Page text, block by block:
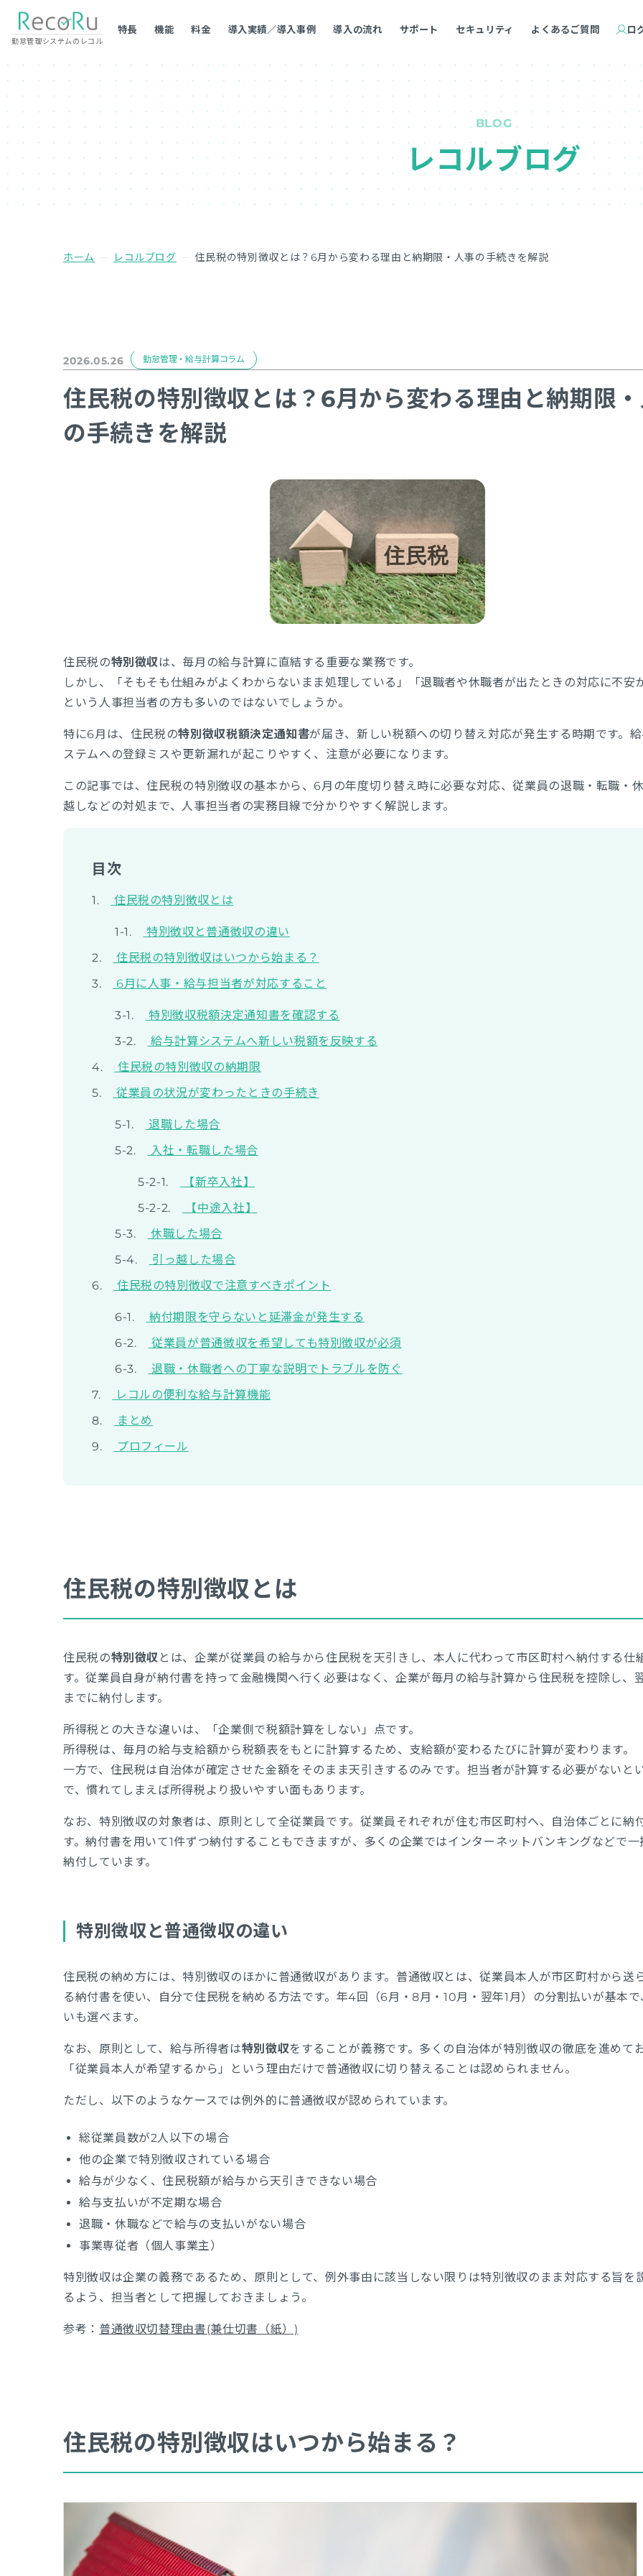
勤怠管理システムのレコル
特長 機能 料金 導入実績／導入事例 導入の流れ サポート セキュリティ よくあるご質問 ロ
BLOG
レコルブログ
ホーム レコルブログ 住民税の特別徴収とは？6月から変わる理由と納期限・人事の手続きを解説
2026.05.26 勤怠管理・給与計算コラム
住民税の特別徴収とは？6月から変わる理由と納期限
の手続きを解説
住民税の特別徴収は、毎月の給与計算に直結する重要な業務です。
しかし、「そもそも仕組みがよくわからないまま処理している」「退職者や休職者が出たときの対応に不安
という人事担当者の方も多いのではないでしょうか。
特に6月は、住民税の特別徴収税額決定通知書が届き、新しい税額への切り替え対応が発生する時期です。
ステムへの登録ミスや更新漏れが起こりやすく、注意が必要になります。
この記事では、住民税の特別徴収の基本から、6月の年度切り替え時に必要な対応、従業員の退職・転職・
越しなどの対処まで、人事担当者の実務目線で分かりやすく解説します。
目次
住民税の特別徴収とは
特別徴収と普通徴収の違い
住民税の特別徴収はいつから始まる？
6月に人事・給与担当者が対応すること
特別徴収税額決定通知書を確認する
給与計算システムへ新しい税額を反映する
住民税の特別徴収の納期限
従業員の状況が変わったときの手続き
退職した場合
入社・転職した場合
【新卒入社】
【中途入社】
休職した場合
引っ越した場合
住民税の特別徴収で注意すべきポイント
納付期限を守らないと延滞金が発生する
従業員が普通徴収を希望しても特別徴収が必須
退職・休職者への丁寧な説明でトラブルを防ぐ
レコルの便利な給与計算機能
まとめ
プロフィール
住民税の特別徴収とは
住民税の特別徴収 とは、企業が従業員の給与から住民税を天引きし、本人に代わって市区町村へ納付する仕
す。従業員自身が納付書を持って金融機関へ行く必要はなく、企業が毎月の給与計算から住民税を控除し、
までに納付します。
所得税との大きな違いは、「企業側で税額計算をしない」点です。
所得税は、毎月の給与支給額から税額表をもとに計算するため、支給額が変わるたびに計算が変わります。
一方で、住民税は自治体が確定させた金額をそのまま天引きするのみです。担当者が計算する必要がないと
で、慣れてしまえば所得税より扱いやすい面もあります。
なお、特別徴収の対象者は、原則として全従業員です。従業員それぞれが住む市区町村へ、自治体ごとに納
す。納付書を用いて1件ずつ納付することもできますが、多くの企業ではインターネットバンキングなどで
納付しています。
特別徴収と普通徴収の違い
住民税の納め方には、特別徴収のほかに普通徴収があります。普通徴収とは、従業員本人が市区町村から送
る納付書を使い、自分で住民税を納める方法です。年4回（6月・8月・10月・翌年1月）の分割払いが基本
いも選べます。
なお、原則として、給与所得者は特別徴収をすることが義務です。多くの自治体が特別徴収の徹底を進めて
「従業員本人が希望するから」という理由だけで普通徴収に切り替えることは認められません。
ただし、以下のようなケースでは例外的に普通徴収が認められています。
総従業員数が2人以下の場合
他の企業で特別徴収されている場合
給与が少なく、住民税額が給与から天引きできない場合
給与支払いが不定期な場合
退職・休職などで給与の支払いがない場合
事業専従者（個人事業主）
特別徴収は企業の義務であるため、原則として、例外事由に該当しない限りは特別徴収のまま対応する旨を
るよう、担当者として把握しておきましょう。
参考： 普通徴収切替理由書(兼仕切書（紙）)
住民税の特別徴収はいつから始まる？